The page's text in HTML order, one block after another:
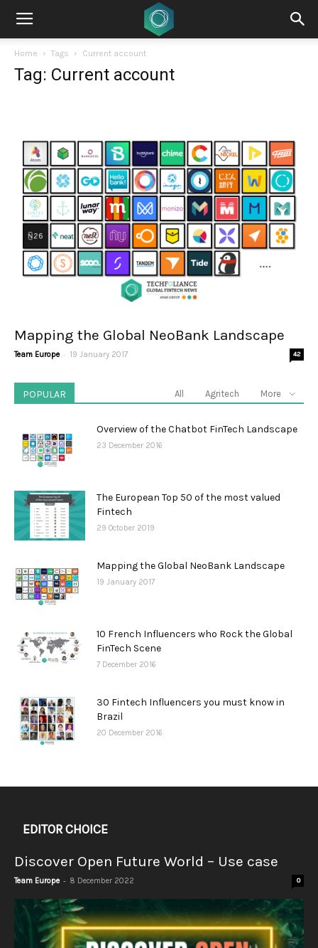
Home Tags Current account
Tag: Current account
Mapping the Global NeoBank Landscape
Team Europe - 19 January 2017 42
POPULAR All Agritech More
Overview of the Chatbot FinTech Landscape
23 December 2016
The European Top 50 of the most valued
Fintech
29 October 2019
Mapping the Global NeoBank Landscape
19 January 2017
10 French Influencers who Rock the Global
FinTech Scene
7 December 2016
30 Fintech Influencers you must know in
Brazil
20 December 2016
EDITOR CHOICE
Discover Open Future World – Use case
Team Europe - 8 December 2022 0